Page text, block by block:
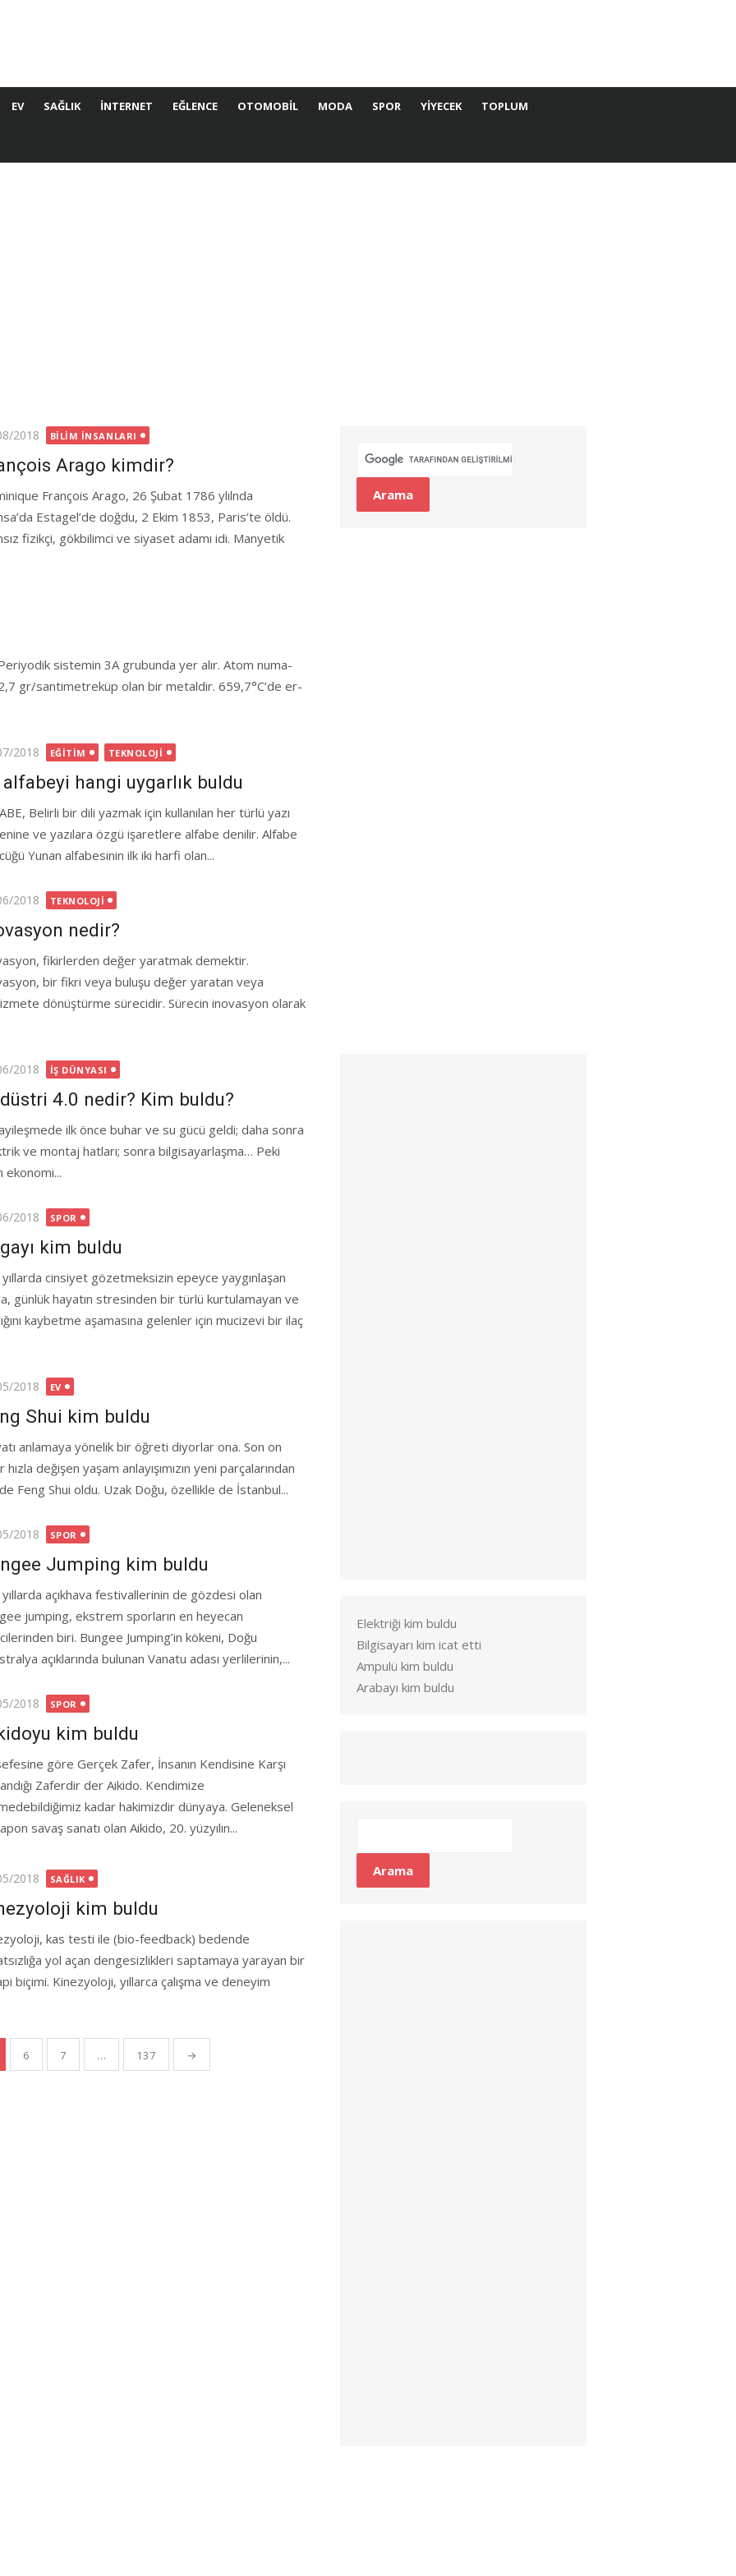
EV SAĞLIK İNTERNET EĞLENCE OTOMOBIL MODA SPOR YIYECEK TOPLUM
2018 BILIM İNSANLARI
Arago kimdir?
François Arago, 26 Şubat 1786 ylılnda
Estagel’de doğdu, 2 Ekim 1853, Paris’te öldü.
fizikçi, gökbilimci ve siyaset adamı idi. Manyetik
sistemin 3A grubunda yer alır. Atom numa­
2,7 gr/santimetreküp olan bir metaldir. 659,7°C’de er­
2018 EĞITIM TEKNOLOJI
hangi uygarlık buldu
Belirli bir dili yazmak için kullanılan her türlü yazı
ve yazılara özgü işa­retlere alfabe denilir. Alfabe
Yunan alfabesinin ilk iki harfi olan...
2018 TEKNOLOJI
nedir?
fikirlerden değer yaratmak demektir.
bir fikri veya buluşu değer yaratan veya
dönüştürme sürecidir. Sürecin inovasyon olarak
2018 İŞ DÜNYASI
4.0 nedir? Kim buldu?
ilk önce buhar ve su gücü geldi; daha sonra
ve montaj hatları; sonra bilgisayarlaşma… Peki
ekonomi...
2018 SPOR
kim buldu
yıllarda cinsiyet gözetmeksizin epeyce yaygınlaşan
günlük hayatın stresinden bir türlü kurtulamayan ve
kaybetme aşamasına gelenler için mucizevi bir ilaç
2018 EV
Shui kim buldu
anlamaya yönelik bir öğreti diyorlar ona. Son on
hızla değişen yaşam anlayışımızın yeni parçalarından
Feng Shui oldu. Uzak Doğu, özellikle de İstanbul...
2018 SPOR
Jumping kim buldu
yıllarda açıkhava festivallerinin de gözdesi olan
jumping, ekstrem sporların en heyecan
biri. Bungee Jumping’in kökeni, Doğu
açıklarında bulunan Vanatu adası yerlilerinin,...
2018 SPOR
kim buldu
göre Gerçek Zafer, İnsanın Kendisine Karşı
Zaferdir der Aikido. Kendimize
kadar hakimizdir dünyaya. Geleneksel
savaş sanatı olan Aikido, 20. yüzyılın...
2018 SAĞLIK
kim buldu
kas testi ile (bio-feedback) bedende
yol açan dengesizlikleri saptamaya yarayan bir
biçimi. Kinezyoloji, yıllarca çalışma ve deneyim
6 7 … 137 →
Elektriği kim buldu
Bilgisayarı kim icat etti
Ampulü kim buldu
Arabayı kim buldu